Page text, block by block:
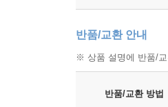
반품/교환 안내
※ 상품 설명에 반품/
반품/교환 방법